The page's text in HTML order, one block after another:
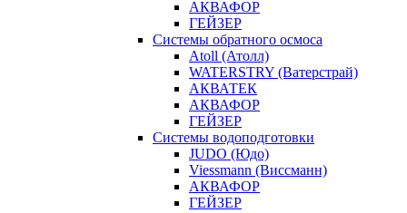
АКВАФОР
ГЕЙЗЕР
Системы обратного осмоса
Atoll (Атолл)
WATERSTRY (Ватерстрай)
АКВАТЕК
АКВАФОР
ГЕЙЗЕР
Системы водоподготовки
JUDO (Юдо)
Viessmann (Виссманн)
АКВАФОР
ГЕЙЗЕР